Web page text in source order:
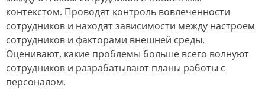
контекстом. Проводят контроль вовлеченности
сотрудников и находят зависимости между настроем
сотрудников и факторами внешней среды.
Оценивают, какие проблемы больше всего волнуют
сотрудников и разрабатывают планы работы с
персоналом.